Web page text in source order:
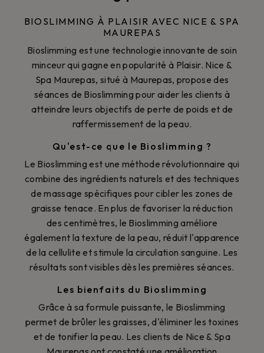
BIOSLIMMING À PLAISIR AVEC NICE & SPA
MAUREPAS
Bioslimming est une technologie innovante de soin
minceur qui gagne en popularité à Plaisir. Nice &
Spa Maurepas, situé à Maurepas, propose des
séances de Bioslimming pour aider les clients à
atteindre leurs objectifs de perte de poids et de
raffermissement de la peau.
Qu'est-ce que le Bioslimming ?
Le Bioslimming est une méthode révolutionnaire qui
combine des ingrédients naturels et des techniques
de massage spécifiques pour cibler les zones de
graisse tenace. En plus de favoriser la réduction
des centimètres, le Bioslimming améliore
également la texture de la peau, réduit l'apparence
de la cellulite et stimule la circulation sanguine. Les
résultats sont visibles dès les premières séances.
Les bienfaits du Bioslimming
Grâce à sa formule puissante, le Bioslimming
permet de brûler les graisses, d'éliminer les toxines
et de tonifier la peau. Les clients de Nice & Spa